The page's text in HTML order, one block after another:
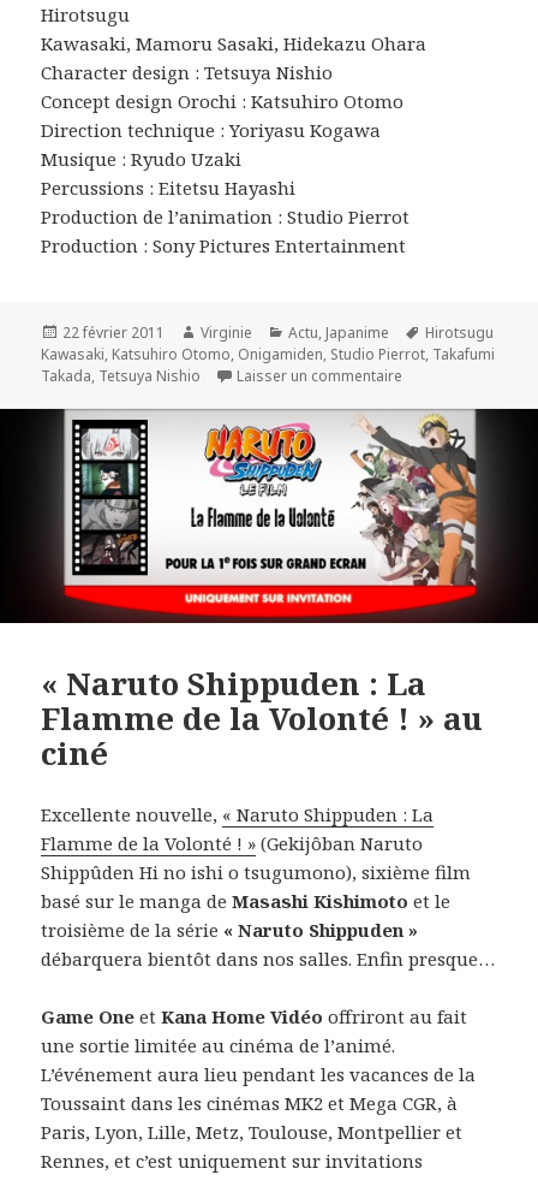
Hirotsugu
Kawasaki, Mamoru Sasaki, Hidekazu Ohara
Character design : Tetsuya Nishio
Concept design Orochi : Katsuhiro Otomo
Direction technique : Yoriyasu Kogawa
Musique : Ryudo Uzaki
Percussions : Eitetsu Hayashi
Production de l’animation : Studio Pierrot
Production : Sony Pictures Entertainment
Publié
le
22 février 2011 Auteur
Virginie Catégories
Actu, Japanime
Mots-
clés
Hirotsugu
Kawasaki, Katsuhiro Otomo, Onigamiden, Studio Pierrot, Takafumi
Takada, Tetsuya Nishio Laisser un commentaire
« Naruto Shippuden : La
Flamme de la Volonté ! » au
ciné
Excellente nouvelle, « Naruto Shippuden : La
Flamme de la Volonté ! » (Gekijôban Naruto
Shippûden Hi no ishi o tsugumono), sixième film
basé sur le manga deMasashi Kishimoto et le
troisième de la série « Naruto Shippuden »
débarquera bientôt dans nos salles. Enfin presque…
Game One etKana Home Vidéo offriront au fait
une sortie limitée au cinéma de l’animé.
L’événement aura lieu pendant les vacances de la
Toussaint dans les cinémas MK2 et Mega CGR, à
Paris, Lyon, Lille, Metz, Toulouse, Montpellier et
Rennes, et c’est uniquement sur invitations